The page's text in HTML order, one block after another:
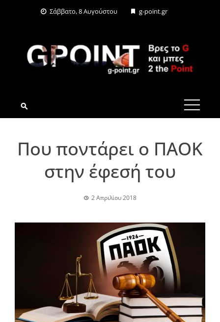
Σάββατο, 8 Αυγούστου g-point.gr
G-POINT.GR
Που ποντάρει ο ΠΑΟΚ
στην έφεσή του
2 Απριλίου 2018